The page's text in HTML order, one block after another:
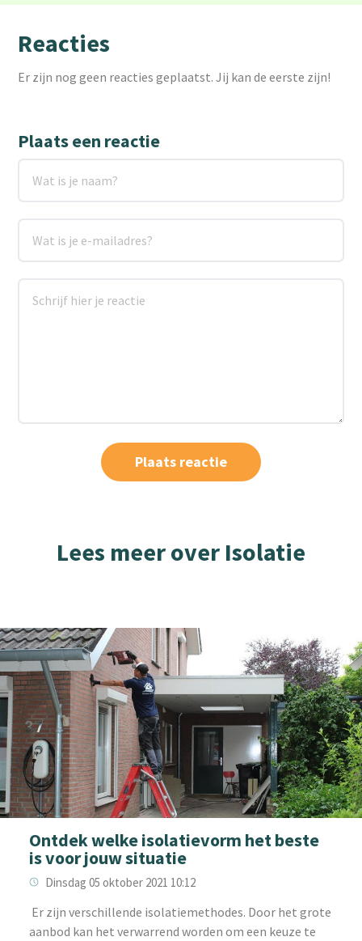
Reacties
Er zijn nog geen reacties geplaatst. Jij kan de eerste zijn!
Plaats een reactie
Lees meer over Isolatie
Ontdek welke isolatievorm het beste
is voor jouw situatie
Dinsdag 05 oktober 2021 10:12
‌ Er zijn verschillende isolatiemethodes. Door het grote
aanbod kan het verwarrend worden om een keuze te